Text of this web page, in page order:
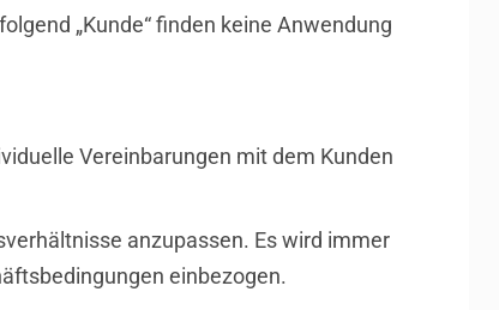
„Kunde“ finden keine Anwendung
Vereinbarungen mit dem Kunden
anzupassen. Es wird immer
einbezogen.